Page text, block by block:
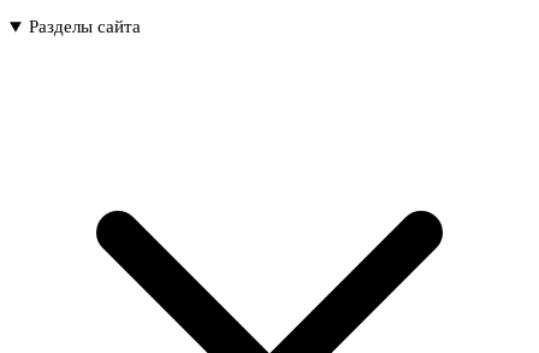
Разделы сайта